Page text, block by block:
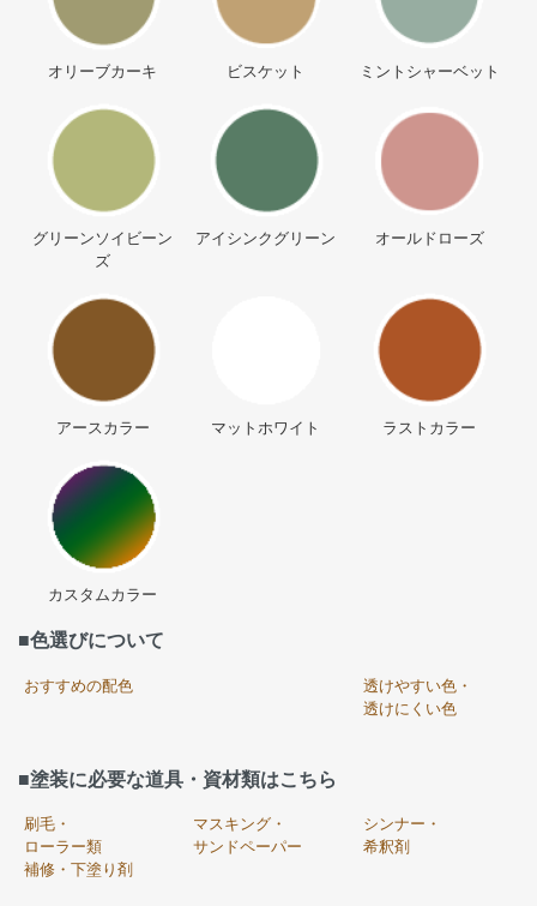
オリーブカーキ ビスケット ミントシャーベット
グリーンソイビーン
ズ
アイシンクグリーン オールドローズ
アースカラー マットホワイト ラストカラー
カスタムカラー
■色選びについて
おすすめの配色
透けやすい色・
透けにくい色
■塗装に必要な道具・資材類はこちら
刷毛・
ローラー類
マスキング・
サンドペーパー
シンナー・
希釈剤
補修・下塗り剤